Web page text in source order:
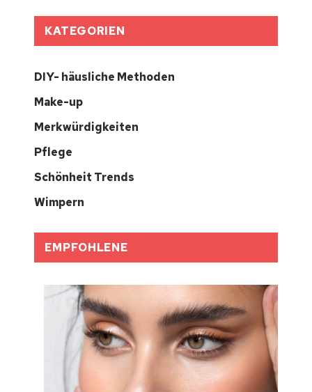
KATEGORIEN
DIY- häusliche Methoden
Make-up
Merkwürdigkeiten
Pflege
Schönheit Trends
Wimpern
EMPFOHLENE